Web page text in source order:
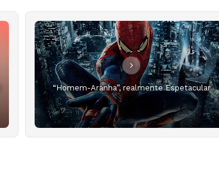
“Homem-Aranha”, realmente Espetacular